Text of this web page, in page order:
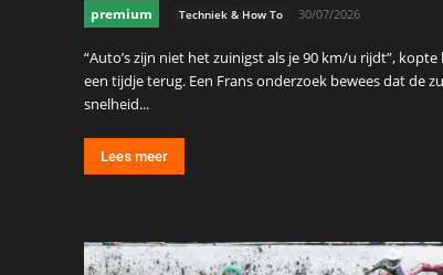
premium Techniek & How To 30/07/2026
“Auto’s zijn niet het zuinigst als je 90 km/u rijdt”, kopte
een tijdje terug. Een Frans onderzoek bewees dat de
snelheid...
Lees meer